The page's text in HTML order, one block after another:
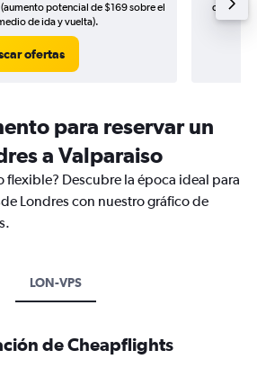
potencial de $169 sobre el
de ida y vuelta).
ofertas
de
para reservar un
a Valparaiso
flexible? Descubre la época ideal para
Londres con nuestro gráfico de
LON-VPS
de Cheapflights